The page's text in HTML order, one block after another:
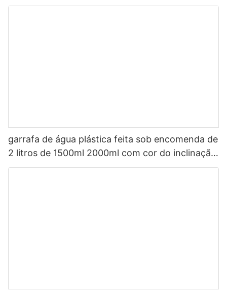
garrafa de água plástica feita sob encomenda de
2 litros de 1500ml 2000ml com cor do inclinação
da palha com épocas para beber